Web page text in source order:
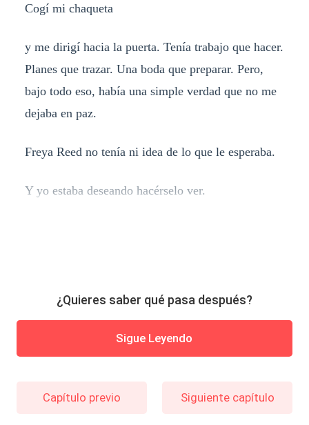
Cogí mi chaqueta
y me dirigí hacia la puerta. Tenía trabajo que hacer.
Planes que trazar. Una boda que preparar. Pero,
bajo todo eso, había una simple verdad que no me
dejaba en paz.
Freya Reed no tenía ni idea de lo que le esperaba.
Y yo estaba deseando hacérselo ver.
¿Quieres saber qué pasa después?
Sigue Leyendo
Capítulo previo Siguiente capítulo